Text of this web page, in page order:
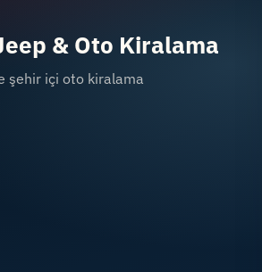
& Oto Kiralama
şehir içi oto kiralama